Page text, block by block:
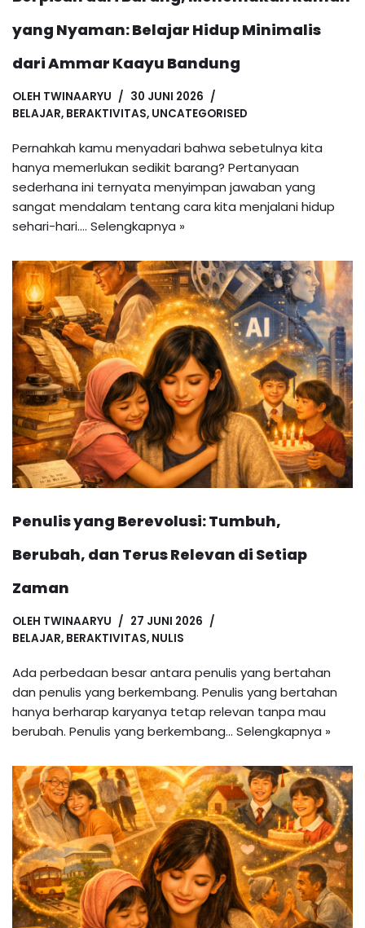
yang Nyaman: Belajar Hidup Minimalis
dari Ammar Kaayu Bandung
OLEH TWINAARYU
30 JUNI 2026
BELAJAR, BERAKTIVITAS, UNCATEGORISED
Pernahkah kamu menyadari bahwa sebetulnya kita
hanya memerlukan sedikit barang? Pertanyaan
sederhana ini ternyata menyimpan jawaban yang
sangat mendalam tentang cara kita menjalani hidup
sehari-hari.… Selengkapnya »
Penulis yang Berevolusi: Tumbuh,
Berubah, dan Terus Relevan di Setiap
Zaman
OLEH TWINAARYU
27 JUNI 2026
BELAJAR, BERAKTIVITAS, NULIS
Ada perbedaan besar antara penulis yang bertahan
dan penulis yang berkembang. Penulis yang bertahan
hanya berharap karyanya tetap relevan tanpa mau
berubah. Penulis yang berkembang… Selengkapnya »